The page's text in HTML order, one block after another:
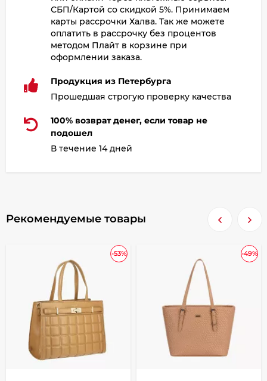
СБП/Картой со скидкой 5%. Принимаем
карты рассрочки Халва. Так же можете
оплатить в рассрочку без процентов
методом Плайт в корзине при
оформлении заказа.
Продукция из Петербурга
Прошедшая строгую проверку качества
100% возврат денег, если товар не
подошел
В течение 14 дней
Рекомендуемые товары
-53% -49%